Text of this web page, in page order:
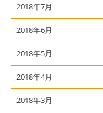
2018年7月
2018年6月
2018年5月
2018年4月
2018年3月